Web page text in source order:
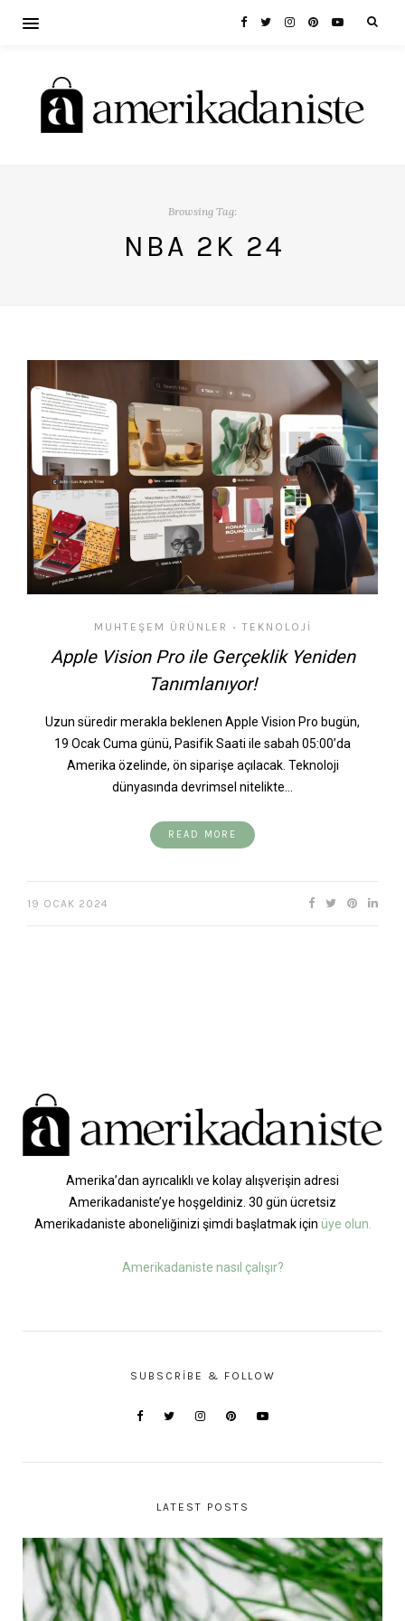
Browsing Tag:
NBA 2K 24
MUHTEŞEM ÜRÜNLER • TEKNOLOJI
Apple Vision Pro ile Gerçeklik Yeniden
Tanımlanıyor!
Uzun süredir merakla beklenen Apple Vision Pro bugün,
19 Ocak Cuma günü, Pasifik Saati ile sabah 05:00’da
Amerika özelinde, ön siparişe açılacak. Teknoloji
dünyasında devrimsel nitelikte…
READ MORE
19 OCAK 2024
Amerika’dan ayrıcalıklı ve kolay alışverişin adresi
Amerikadaniste’ye hoşgeldiniz. 30 gün ücretsiz
Amerikadaniste aboneliğinizi şimdi başlatmak için üye olun.
Amerikadaniste nasıl çalışır?
SUBSCRIBE & FOLLOW
LATEST POSTS